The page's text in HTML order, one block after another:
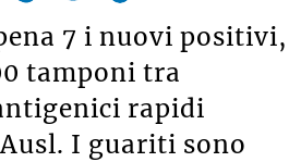
7 i nuovi positivi,
tamponi tra
rapidi
I guariti sono